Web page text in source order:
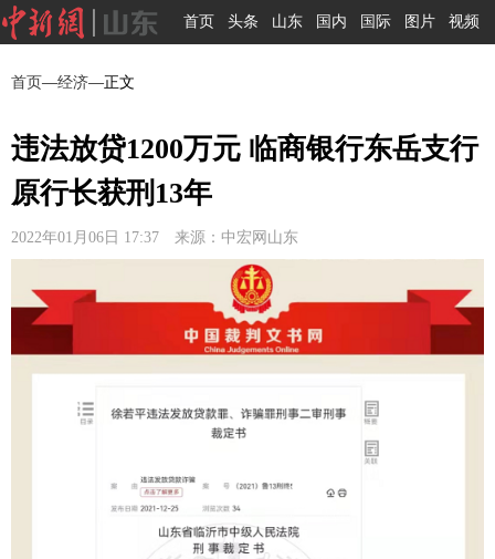
首页 头条 山东 国内 国际 图片 视频
首页—经济—正文
违法放贷1200万元 临商银行东岳支行
原行长获刑13年
2022年01月06日 17:37 来源：中宏网山东